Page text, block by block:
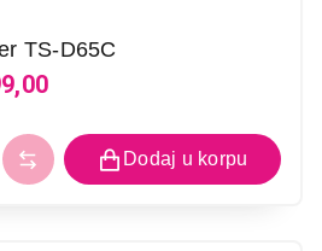
TS-D65C